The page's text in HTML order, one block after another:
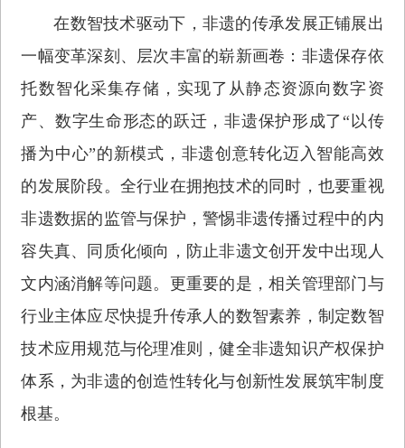
在数智技术驱动下，非遗的传承发展正铺展出
一幅变革深刻、层次丰富的崭新画卷：非遗保存依
托数智化采集存储，实现了从静态资源向数字资
产、数字生命形态的跃迁，非遗保护形成了“以传
播为中心”的新模式，非遗创意转化迈入智能高效
的发展阶段。全行业在拥抱技术的同时，也要重视
非遗数据的监管与保护，警惕非遗传播过程中的内
容失真、同质化倾向，防止非遗文创开发中出现人
文内涵消解等问题。更重要的是，相关管理部门与
行业主体应尽快提升传承人的数智素养，制定数智
技术应用规范与伦理准则，健全非遗知识产权保护
体系，为非遗的创造性转化与创新性发展筑牢制度
根基。